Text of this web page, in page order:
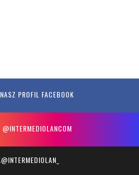
NASZ PROFIL FACEBOOK
@INTERMEDIOLANCOM
@INTERMEDIOLAN_